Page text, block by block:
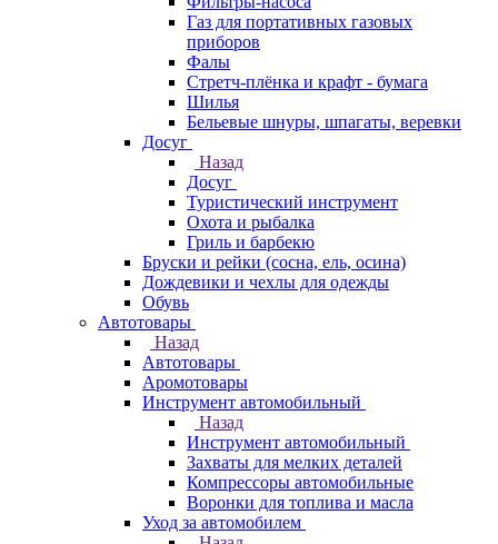
Газ для портативных газовых
приборов
Фалы
Стретч-плёнка и крафт - бумага
Шилья
Бельевые шнуры, шпагаты, веревки
Досуг
Назад
Досуг
Туристический инструмент
Охота и рыбалка
Гриль и барбекю
Бруски и рейки (сосна, ель, осина)
Дождевики и чехлы для одежды
Обувь
Автотовары
Назад
Автотовары
Аромотовары
Инструмент автомобильный
Назад
Инструмент автомобильный
Захваты для мелких деталей
Компрессоры автомобильные
Воронки для топлива и масла
Уход за автомобилем